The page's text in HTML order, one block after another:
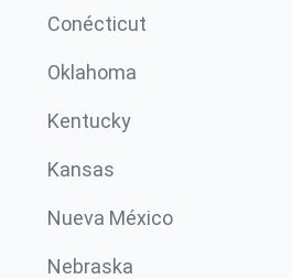
Conécticut
Oklahoma
Kentucky
Kansas
Nueva México
Nebraska